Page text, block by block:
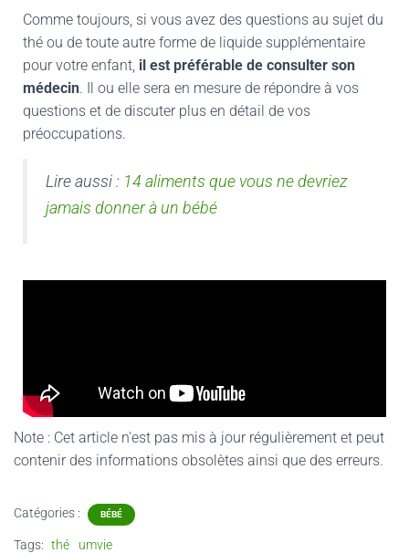
Comme toujours, si vous avez des questions au sujet du
thé ou de toute autre forme de liquide supplémentaire
pour votre enfant, il est préférable de consulter son
médecin. Il ou elle sera en mesure de répondre à vos
questions et de discuter plus en détail de vos
préoccupations.
Lire aussi : 14 aliments que vous ne devriez
jamais donner à un bébé
Note : Cet article n'est pas mis à jour régulièrement et peut
contenirdes informations obsolètes ainsi que des erreurs.
Catégories : BÉBÉ
Tags: thé umvie